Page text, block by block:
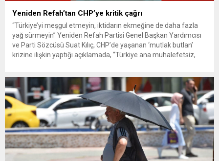
Yeniden Refah’tan CHP’ye kritik çağrı
“Türkiye’yi meşgul etmeyin, iktidarın ekmeğine de daha fazla
yağ sürmeyin” Yeniden Refah Partisi Genel Başkan Yardımcısı
ve Parti Sözcüsü Suat Kılıç, CHP’de yaşanan ‘mutlak butlan’
krizine ilişkin yaptığı açıklamada, “Türkiye ana muhalefetsiz,
olun. Türkiye’yi...